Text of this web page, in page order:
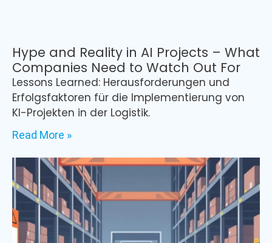
Hype and Reality in AI Projects – What
Companies Need to Watch Out For
Lessons Learned: Herausforderungen und
Erfolgsfaktoren für die Implementierung von
KI-Projekten in der Logistik.
Read More »